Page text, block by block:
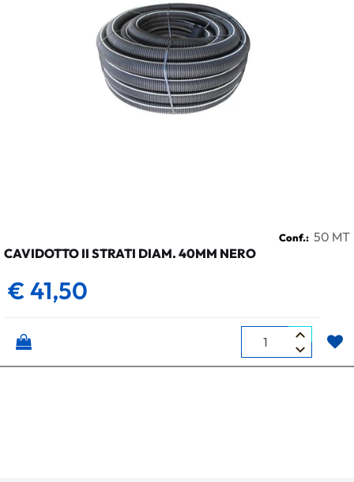
Conf.: 50 MT
CAVIDOTTO II STRATI DIAM. 40MM NERO
€ 41,50
Quantità